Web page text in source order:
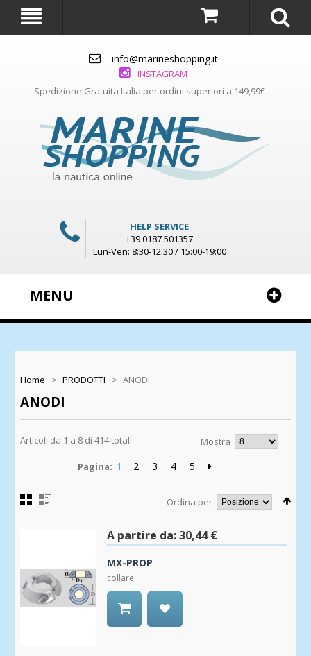
info@marineshopping.it
INSTAGRAM
Spedizione Gratuita Italia per ordini superiori a 149,99€
HELP SERVICE
+39 0187 501357
Lun-Ven: 8:30-12:30 / 15:00-19:00
MENU
Home > PRODOTTI > ANODI
ANODI
Articoli da 1 a 8 di 414 totali
Mostra
Pagina: 1 2 3 4 5
Ordina per
A partire da:30,44 €
MX-PROP
collare